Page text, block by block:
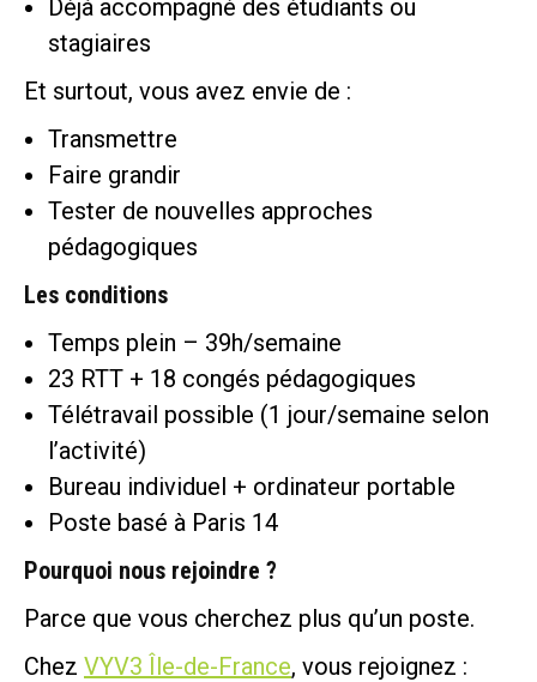
Déjà accompagné des étudiants ou
stagiaires
Et surtout, vous avez envie de :
Transmettre
Faire grandir
Tester de nouvelles approches
pédagogiques
Les conditions
Temps plein – 39h/semaine
23 RTT + 18 congés pédagogiques
Télétravail possible (1 jour/semaine selon
l’activité)
Bureau individuel + ordinateur portable
Poste basé à Paris 14
Pourquoi nous rejoindre ?
Parce que vous cherchez plus qu’un poste.
Chez VYV3 Île-de-France, vous rejoignez :